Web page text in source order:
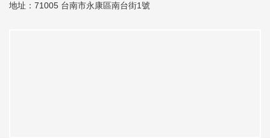
地址：71005 台南市永康區南台街1號